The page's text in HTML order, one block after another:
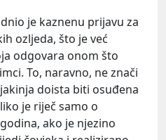
je kaznenu prijavu za
ozljeda, što je već
odgovara onom što
To, naravno, ne znači
doista biti osuđena
je riječ samo o
ako je njezino